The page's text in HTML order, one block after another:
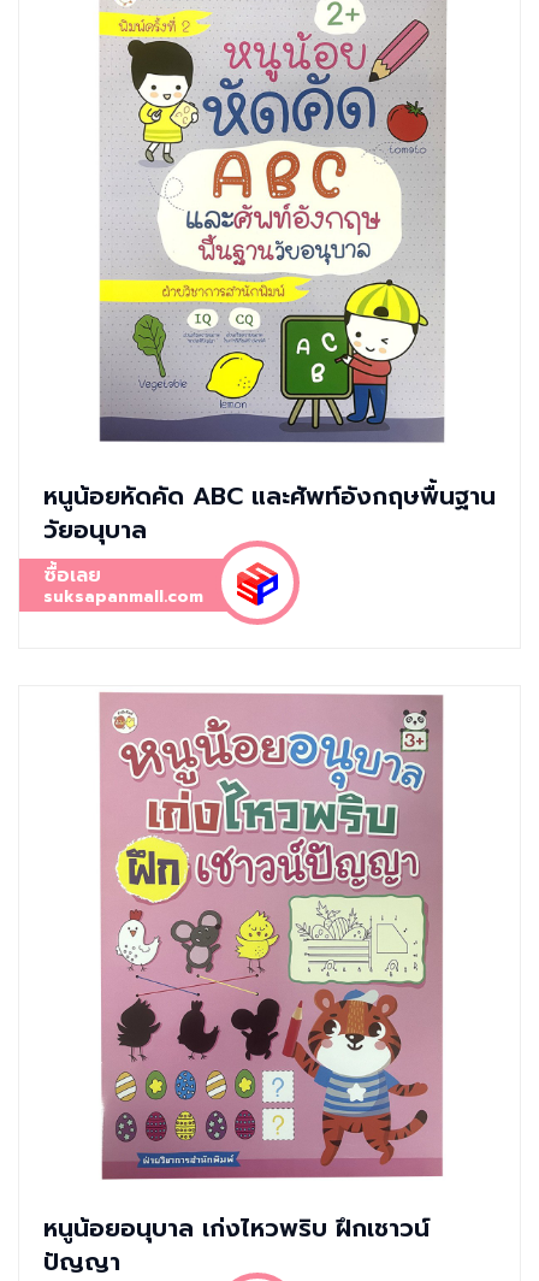
หนูน้อยหัดคัด ABC และศัพท์อังกฤษพื้นฐาน
วัยอนุบาล
ซื้อเลย
suksapanmall.com
หนูน้อยอนุบาล เก่งไหวพริบ ฝึกเชาวน์
ปัญญา